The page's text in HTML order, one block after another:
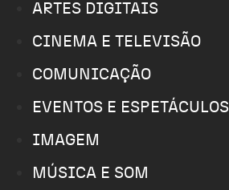
ARTES DIGITAIS
CINEMA E TELEVISÃO
COMUNICAÇÃO
EVENTOS E ESPETÁCULOS
IMAGEM
MÚSICA E SOM